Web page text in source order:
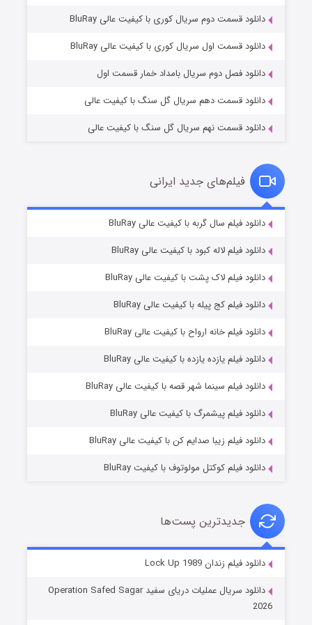
وستی ها
قسمت۱ (زیرنویس) منتشر شد
قسمت۶ (زیرنویس) منتشر شد
شوهر
دانلود قسمت دوم سریال کوری با کیفیت عالی BluRay
دانلود قسمت اول سریال کوری با کیفیت عالی BluRay
دانلود فصل دوم سریال بامداد خمار قسمت اول
دانلود قسمت دهم سریال گل سنگ با کیفیت عالی
دانلود قسمت نهم سریال گل سنگ با کیفیت عالی
فیلم‌های جدید ایرانی
دانلود فیلم سال گربه با کیفیت عالی BluRay
دانلود فیلم لاله کبود با کیفیت عالی BluRay
دانلود فیلم لاک پشت با کیفیت عالی BluRay
دانلود فیلم کج‌ پیله با کیفیت عالی BluRay
دانلود فیلم خانه ارواح با کیفیت عالی BluRay
دانلود فیلم یازده یازده با کیفیت عالی BluRay
دانلود فیلم سینما شهر قصه با کیفیت عالی BluRay
دانلود فیلم پیشمرگ با کیفیت عالی BluRay
دانلود فیلم زیبا صدایم کن با کیفیت عالی BluRay
دانلود فیلم کوکتل مولوتوف با کیفیت BluRay
جدیدترین پست‌ها
دانلود فیلم زندان Lock Up 1989
دانلود سریال عملیات دریای سفید Operation Safed Sagar
2026